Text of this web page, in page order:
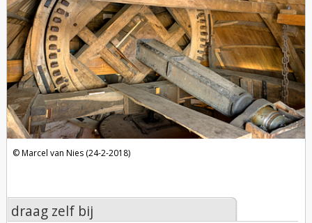
Marcel van Nies (24-2-2018)
draag zelf bij